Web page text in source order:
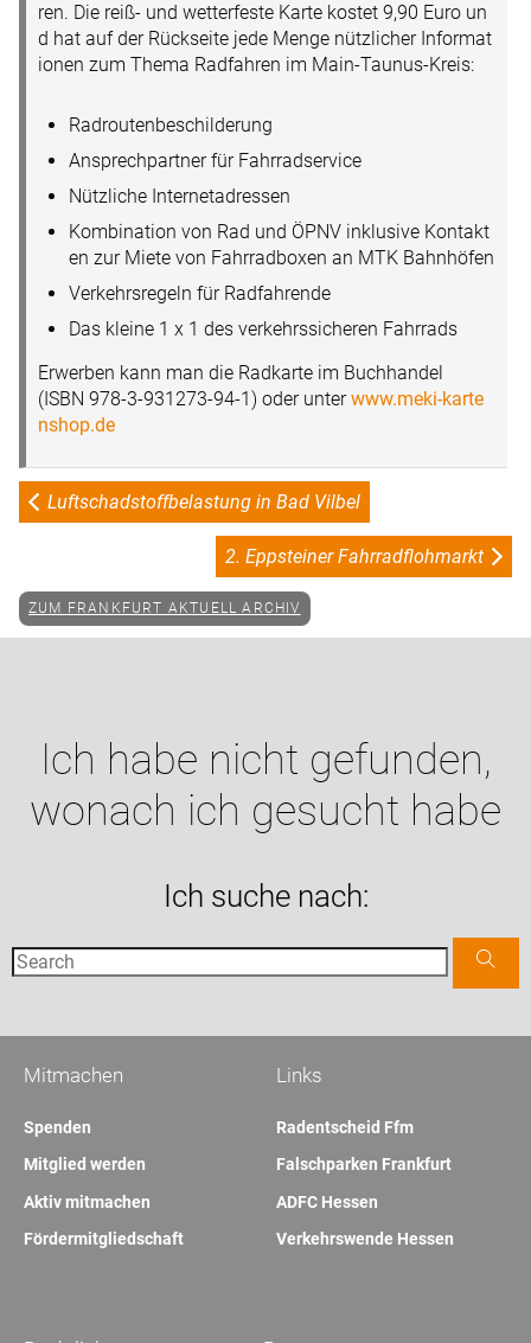
ren. Die reiß- und wetterfeste Karte kostet 9,90 Euro un
d hat auf der Rückseite jede Menge nützlicher Informat
ionen zum Thema Radfahren im Main-Taunus-Kreis:
Radroutenbeschilderung
Ansprechpartner für Fahrradservice
Nützliche Internetadressen
Kombination von Rad und ÖPNV inklusive Kontakt
en zur Miete von Fahrradboxen an MTK Bahnhöfen
Verkehrsregeln für Radfahrende
Das kleine 1 x 1 des verkehrssicheren Fahrrads
Erwerben kann man die Radkarte im Buchhandel
(ISBN 978-3-931273-94-1) oder unterwww.meki-karte
nshop.de
Luftschadstoffbelastung in Bad Vilbel
2. Eppsteiner Fahrradflohmarkt
ZUM FRANKFURT AKTUELL ARCHIV
Ich habe nicht gefunden,
wonach ich gesucht habe
Ich suche nach:
Links
Radentscheid Ffm
Falschparken Frankfurt
ADFC Hessen
Verkehrswende Hessen
Mitmachen
Spenden
Mitglied werden
Aktiv mitmachen
Fördermitgliedschaft